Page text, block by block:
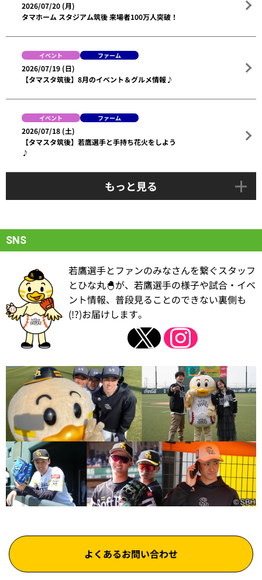
2026/07/20 (月)
タマホーム スタジアム筑後 来場者100万人突破！
イベント ファーム
2026/07/19 (日)
【タマスタ筑後】8月のイベント＆グルメ情報♪
イベント ファーム
2026/07/18 (土)
【タマスタ筑後】若鷹選手と手持ち花火をしよう
♪
もっと見る
SNS
若鷹選手とファンのみなさんを繋ぐスタッフ
とひな丸🐣が、若鷹選手の様子や試合・イベ
ント情報、普段見ることのできない裏側も
(!?)お届けします。
よくあるお問い合わせ